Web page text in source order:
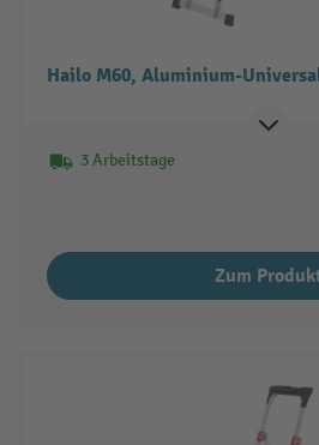
Hailo M60, Aluminium-
3 Arbeitstage
Zum